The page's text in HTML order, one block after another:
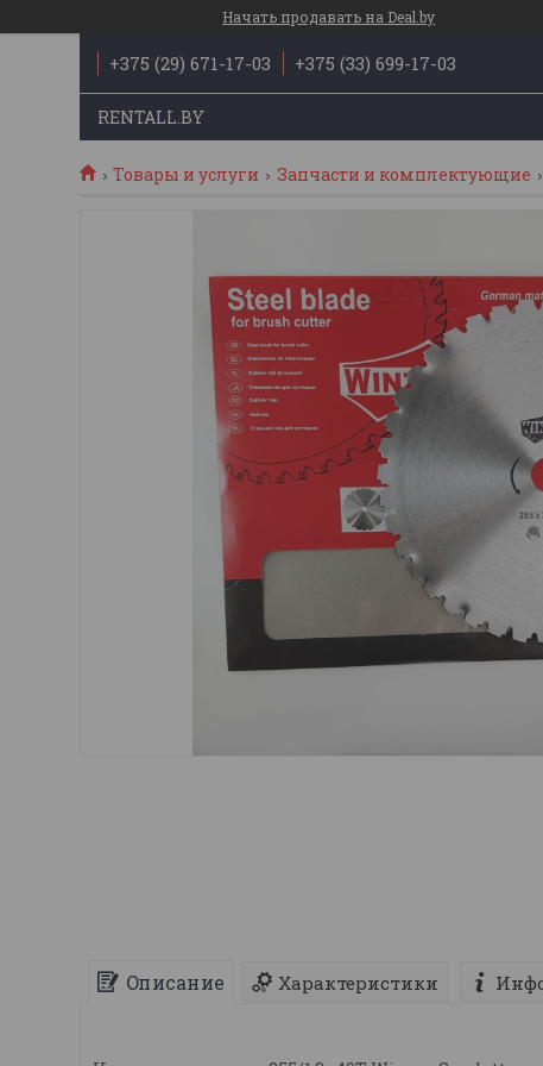
Начать продавать на Deal.by
+375 (29) 671-17-03 +375 (33) 699-17-03
RENTALL.BY
Товары и услуги Запчасти и комплектующие
Описание Характеристики